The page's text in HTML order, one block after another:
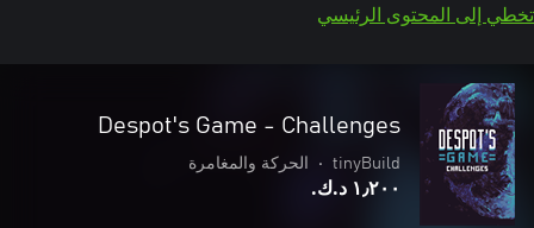
تخطي إلى المحتوى الرئيسي
Despot's Game - Challenges
tinyBuild
• الحركة والمغامرة
١٫٢٠٠ د.ك.‏